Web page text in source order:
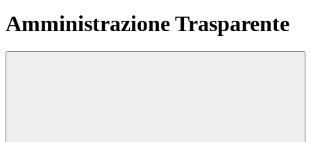
Amministrazione Trasparente